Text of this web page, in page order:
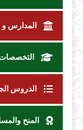
المدارس و
الدروس
المنح